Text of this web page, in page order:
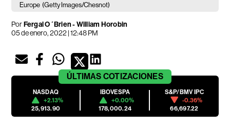
Europe (Getty Images/Chesnot)
PorFergal O´Brien - William Horobin
05 de enero, 2022 | 12:48 PM
ÚLTIMAS COTIZACIONES
NASDAQ
+2.13%
25,913.90
IBOVESPA
+0.00%
178,000.24
S&P/BMV IPC
-0.36%
66,697.22